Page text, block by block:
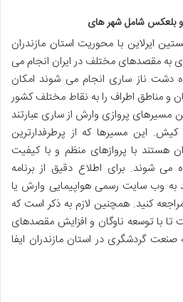
بلعکس شامل شهر های
ایرلاین با محوریت استان مازندران
به مقصدهای مختلف در ایران انجام می
دشت ناز ساری انجام می شوند امکان
و مناطق اطراف را به نقاط مختلف کشور
مسیرهای پروازی وارش از ساری عبارتند
کیش. این مسیرها که از پرطرفدارترین
هستند با پروازهای منظم و با کیفیت
شوند. برای اطلاع دقیق از برنامه
به وب سایت رسمی هواپیمایی وارش یا
کنید. همچنین لازم به ذکر است که
با توسعه ناوگان و افزایش مقصدهای
گردشگری در استان مازندران ایفا